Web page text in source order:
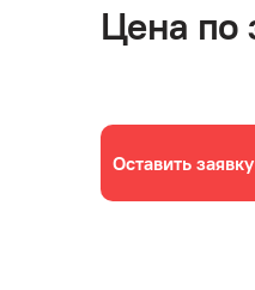
Цена по
Оставить заявку